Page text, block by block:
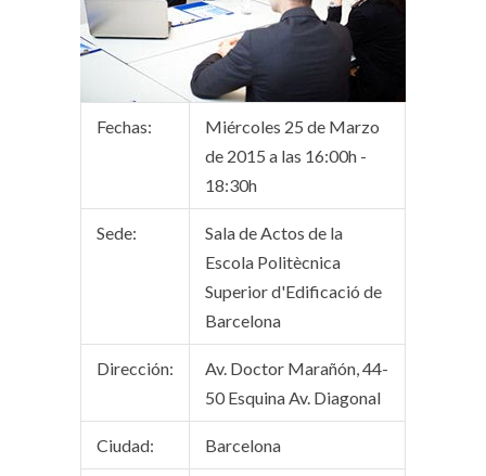
Fechas:
Miércoles 25 de Marzo
de 2015 a las 16:00h -
18:30h
Sede:
Sala de Actos de la
Escola Politècnica
Superior d'Edificació de
Barcelona
Dirección:
Av. Doctor Marañón, 44-
50 Esquina Av. Diagonal
Ciudad: Barcelona